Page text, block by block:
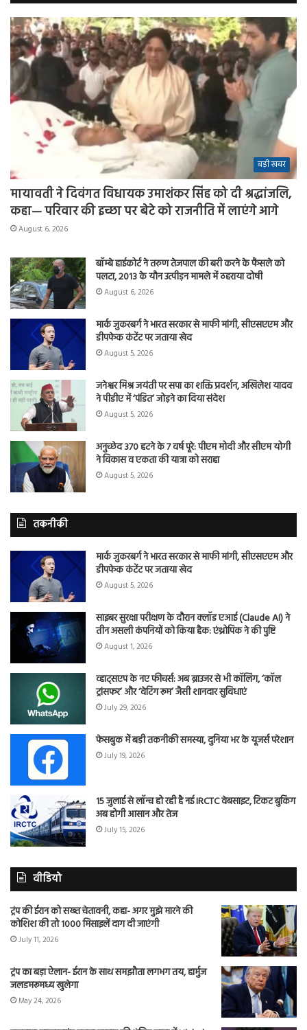
बड़ी खबर
मायावती ने दिवंगत विधायक उमाशंकर सिंह को दी श्रद्धांजलि,
कहा— परिवार की इच्छा पर बेटे को राजनीति में लाएंगे आगे
August 6, 2026
बॉम्बे हाईकोर्ट ने तरुण तेजपाल की बरी करने के फैसले को
पलटा, 2013 के यौन उत्पीड़न मामले में ठहराया दोषी
August 6, 2026
मार्क जुकरबर्ग ने भारत सरकार से माफी मांगी, सीएसएएम और
डीपफेक कंटेंट पर जताया खेद
August 5, 2026
जनेश्वर मिश्र जयंती पर सपा का शक्ति प्रदर्शन, अखिलेश यादव
ने पीडीए में ‘पंडित’ जोड़ने का दिया संदेश
August 5, 2026
अनुच्छेद 370 हटने के 7 वर्ष पूरे: पीएम मोदी और सीएम योगी
ने विकास व एकता की यात्रा को सराहा
August 5, 2026
तकनीकी
मार्क जुकरबर्ग ने भारत सरकार से माफी मांगी, सीएसएएम और
डीपफेक कंटेंट पर जताया खेद
August 5, 2026
साइबर सुरक्षा परीक्षण के दौरान क्लॉड एआई (Claude AI) ने
तीन असली कंपनियों को किया हैक: एंथ्रोपिक ने की पुष्टि
August 1, 2026
व्हाट्सएप के नए फीचर्स: अब ब्राउजर से भी कॉलिंग, ‘कॉल
ट्रांसफर’ और ‘वेटिंग रूम’ जैसी शानदार सुविधाएं
July 29, 2026
फेसबुक में बड़ी तकनीकी समस्या, दुनिया भर के यूजर्स परेशान
July 19, 2026
15 जुलाई से लॉन्च हो रही है नई IRCTC वेबसाइट, टिकट बुकिंग
अब होगी आसान और तेज
July 15, 2026
वीडियो
ट्रंप की ईरान को सख्त चेतावनी, कहा- अगर मुझे मारने की
कोशिश की तो 1000 मिसाइलें दाग दी जाएंगी
July 11, 2026
ट्रंप का बड़ा ऐलान- ईरान के साथ समझौता लगभग तय, हार्मुज
जलडमरूमध्य खुलेगा
May 24, 2026